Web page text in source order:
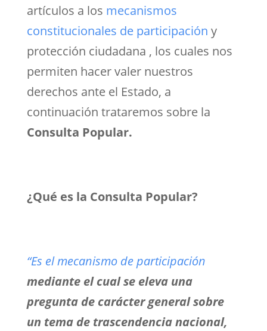
artículos a los mecanismos
constitucionales de participación y
protección ciudadana , los cuales nos
permiten hacer valer nuestros
derechos ante el Estado, a
continuación trataremos sobre la
Consulta Popular.
¿Qué es la Consulta Popular?
“Es el mecanismo de participación
mediante el cual se eleva una
pregunta de carácter general sobre
un tema de trascendencia nacional,